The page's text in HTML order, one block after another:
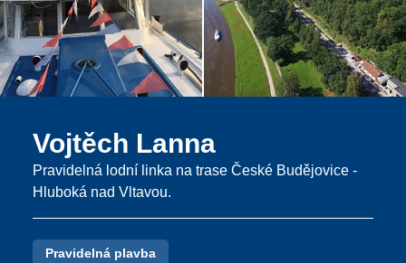
Vojtěch Lanna
Pravidelná lodní linka na trase České Budějovice -
Hluboká nad Vltavou.
Pravidelná plavba